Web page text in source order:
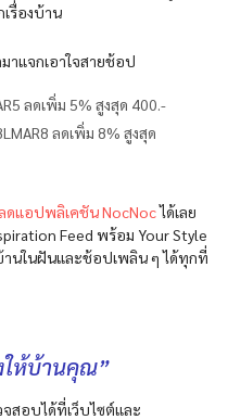
รื่องบ้าน
าแจกเอาใจสายช้อป
ลดเพิ่ม 5% สูงสุด 400.-
ลดเพิ่ม 8% สูงสุด
ดแอปพลิเคชัน NocNocได้เลย
Feed พร้อม Your Style
นในฝันและช้อปเพลิน ๆ ได้ทุกที่
ให้บ้านคุณ”
สอบได้ที่เว็บไซต์และ